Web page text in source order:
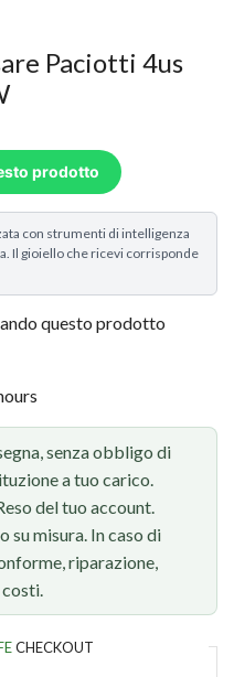
Paciotti 4us
prodotto
con strumenti di intelligenza
Il gioiello che ricevi corrisponde
questo prodotto
senza obbligo di
a tuo carico.
del tuo account.
su misura. In caso di
riparazione,
CHECKOUT